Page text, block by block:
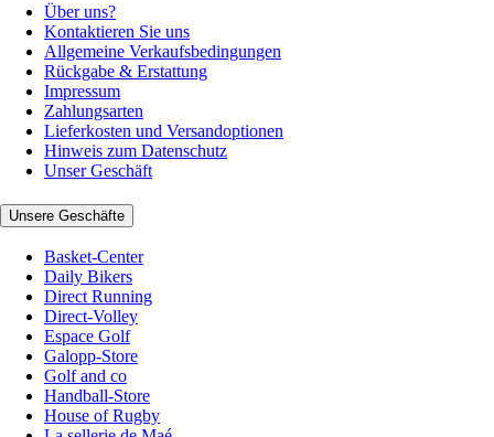
Über uns?
Kontaktieren Sie uns
Allgemeine Verkaufsbedingungen
Rückgabe & Erstattung
Impressum
Zahlungsarten
Lieferkosten und Versandoptionen
Hinweis zum Datenschutz
Unser Geschäft
Unsere Geschäfte
Basket-Center
Daily Bikers
Direct Running
Direct-Volley
Espace Golf
Galopp-Store
Golf and co
Handball-Store
House of Rugby